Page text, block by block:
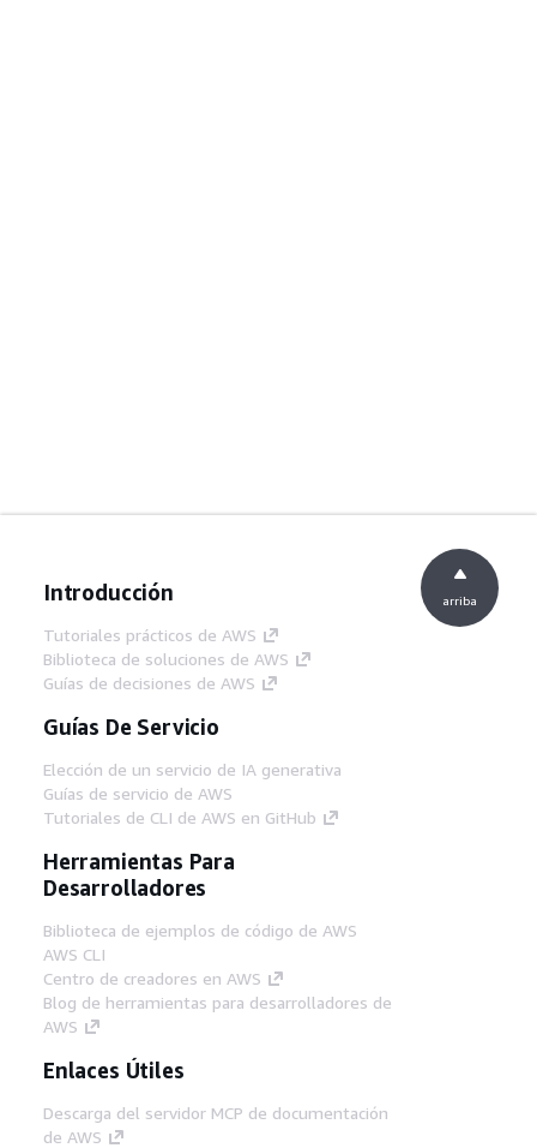
Introducción
Tutoriales prácticos de AWS
Biblioteca de soluciones de AWS
Guías de decisiones de AWS
Guías De Servicio
Elección de un servicio de IA generativa
Guías de servicio de AWS
Tutoriales de CLI de AWS en GitHub
Herramientas Para
Desarrolladores
Biblioteca de ejemplos de código de AWS
AWS CLI
Centro de creadores en AWS
Blog de herramientas para desarrolladores de
AWS
Enlaces Útiles
Descarga del servidor MCP de documentación
de AWS
arriba